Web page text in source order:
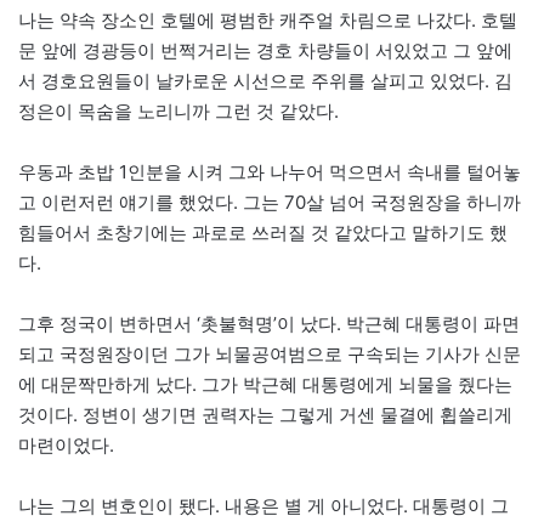
나는 약속 장소인 호텔에 평범한 캐주얼 차림으로 나갔다. 호텔
문 앞에 경광등이 번쩍거리는 경호 차량들이 서있었고 그 앞에
서 경호요원들이 날카로운 시선으로 주위를 살피고 있었다. 김
정은이 목숨을 노리니까 그런 것 같았다.
우동과 초밥 1인분을 시켜 그와 나누어 먹으면서 속내를 털어놓
고 이런저런 얘기를 했었다. 그는 70살 넘어 국정원장을 하니까
힘들어서 초창기에는 과로로 쓰러질 것 같았다고 말하기도 했
다.
그후 정국이 변하면서 ‘촛불혁명’이 났다. 박근혜 대통령이 파면
되고 국정원장이던 그가 뇌물공여범으로 구속되는 기사가 신문
에 대문짝만하게 났다. 그가 박근혜 대통령에게 뇌물을 줬다는
것이다. 정변이 생기면 권력자는 그렇게 거센 물결에 휩쓸리게
마련이었다.
나는 그의 변호인이 됐다. 내용은 별 게 아니었다. 대통령이 그